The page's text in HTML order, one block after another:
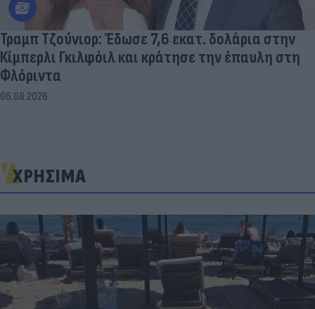
Τραμπ Τζούνιορ: Έδωσε 7,6 εκατ. δολάρια στην
Κίμπερλι Γκιλφόιλ και κράτησε την έπαυλη στη
Φλόριντα
06.08.2026
ΧΡΗΣΙΜΑ